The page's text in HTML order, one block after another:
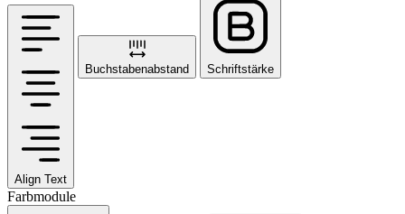
Align Text
Buchstabenabstand Schriftstärke
Farbmodule